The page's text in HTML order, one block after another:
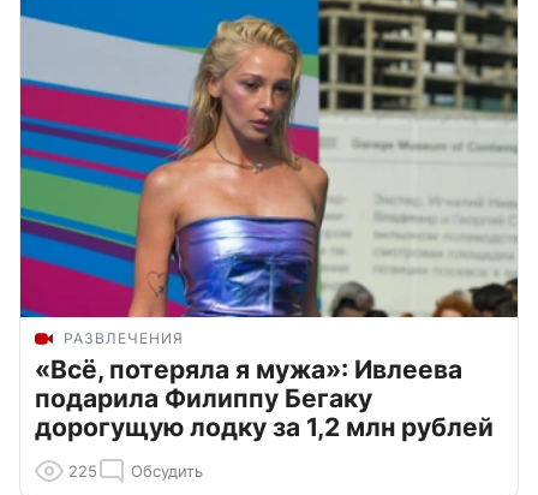
РАЗВЛЕЧЕНИЯ
«Всё, потеряла я мужа»: Ивлеева
подарила Филиппу Бегаку
дорогущую лодку за 1,2 млн рублей
225 Обсудить